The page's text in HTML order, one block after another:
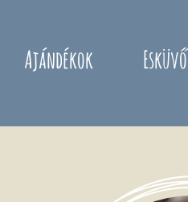
Ajándékok Esküvő